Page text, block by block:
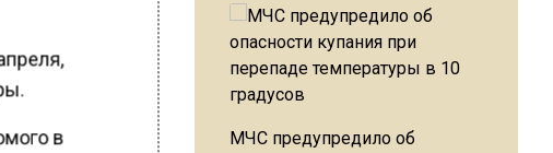
МЧС предупредило об